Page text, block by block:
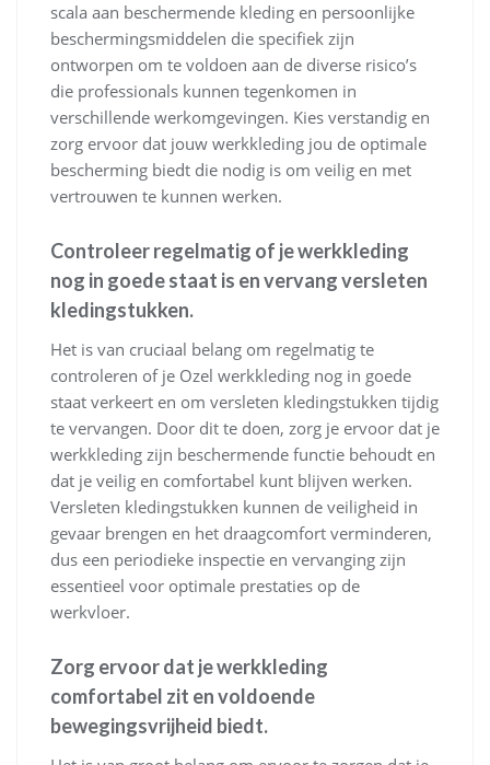
scala aan beschermende kleding en persoonlijke
beschermingsmiddelen die specifiek zijn
ontworpen om te voldoen aan de diverse risico’s
die professionals kunnen tegenkomen in
verschillende werkomgevingen. Kies verstandig en
zorg ervoor dat jouw werkkleding jou de optimale
bescherming biedt die nodig is om veilig en met
vertrouwen te kunnen werken.
Controleer regelmatig of je werkkleding
nog in goede staat is en vervang versleten
kledingstukken.
Het is van cruciaal belang om regelmatig te
controleren of je Ozel werkkleding nog in goede
staat verkeert en om versleten kledingstukken tijdig
te vervangen. Door dit te doen, zorg je ervoor dat je
werkkleding zijn beschermende functie behoudt en
dat je veilig en comfortabel kunt blijven werken.
Versleten kledingstukken kunnen de veiligheid in
gevaar brengen en het draagcomfort verminderen,
dus een periodieke inspectie en vervanging zijn
essentieel voor optimale prestaties op de
werkvloer.
Zorg ervoor dat je werkkleding
comfortabel zit en voldoende
bewegingsvrijheid biedt.